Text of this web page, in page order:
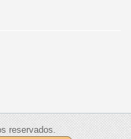
reservados.